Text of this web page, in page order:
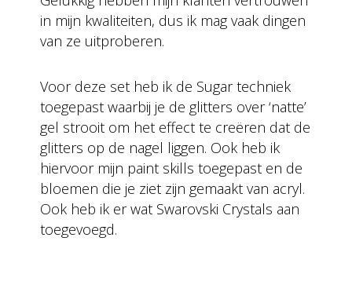
in mijn kwaliteiten, dus ik mag vaak dingen
van ze uitproberen.
Voor deze set heb ik de Sugar techniek
toegepast waarbij je de glitters over ‘natte’
gel strooit om het effect te creëren dat de
glitters op de nagel liggen. Ook heb ik
hiervoor mijn paint skills toegepast en de
bloemen die je ziet zijn gemaakt van acryl.
Ook heb ik er wat Swarovski Crystals aan
toegevoegd.